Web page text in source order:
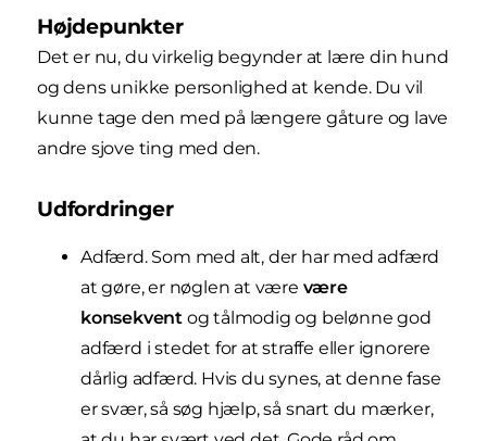
Højdepunkter
Det er nu, du virkelig begynder at lære din hund
og dens unikke personlighed at kende. Du vil
kunne tage den med på længere gåture og lave
andre sjove ting med den.
Udfordringer
Adfærd. Som med alt, der har med adfærd
at gøre, er nøglen at være være
konsekvent og tålmodig og belønne god
adfærd i stedet for at straffe eller ignorere
dårlig adfærd. Hvis du synes, at denne fase
er svær, så søg hjælp, så snart du mærker,